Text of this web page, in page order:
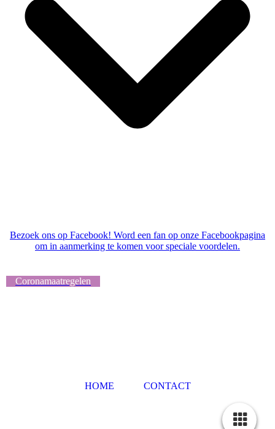
Bezoek ons op Facebook! Word een fan op onze Facebookpagina
om in aanmerking te komen voor speciale voordelen.
Coronamaatregelen
HOME CONTACT